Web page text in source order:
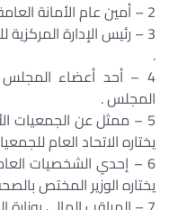
2 – أمين عام الأمانة العامة للصحة النفسية وعلاج الإدمان .
3 – رئيس الإدارة
.
4 – أحد أعضاء
المجلس .
5 – ممثل عن الجمعيات
يختاره الاتحاد العام
6 – إحدي الشخصيات
يختاره الوزير المختص